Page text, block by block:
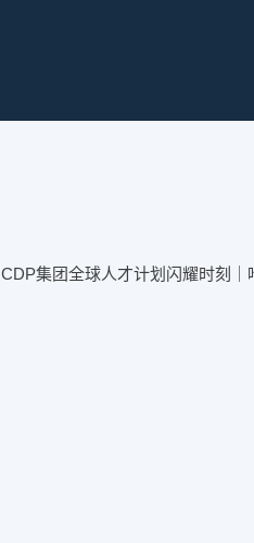
CDP集团全球人才计划闪耀时刻｜